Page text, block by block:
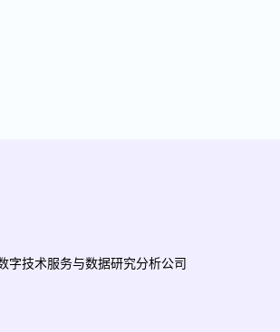
字技术服务与数据研究分析公司